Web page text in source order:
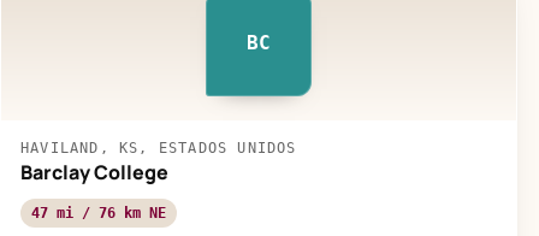
BC
HAVILAND, KS, ESTADOS UNIDOS
Barclay College
47 mi / 76 km NE